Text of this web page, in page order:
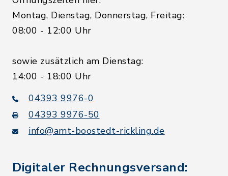
Montag, Dienstag, Donnerstag, Freitag:
08:00 - 12:00 Uhr
sowie zusätzlich am Dienstag:
14:00 - 18:00 Uhr
04393 9976-0
04393 9976-50
info@amt-boostedt-rickling.de
Digitaler Rechnungsversand: